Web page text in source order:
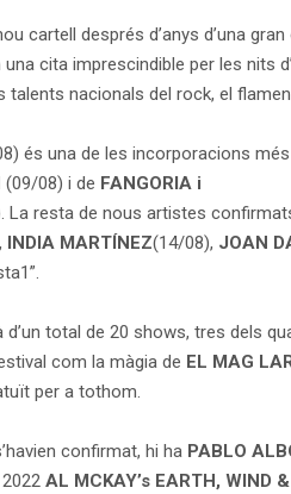
cartell després d’anys d’una
cita imprescindible per les nits
nacionals del rock, el
és una de les incorporacions
(09/08) i de FANGORIA i
La resta de nous artistes
INDIA MARTÍNEZ(14/08), JOAN
total de 20 shows, tres dels
com la màgia de EL MAG
per a tothom.
confirmat, hi ha PABLO
2022 AL MCKAY’s EARTH, WIND